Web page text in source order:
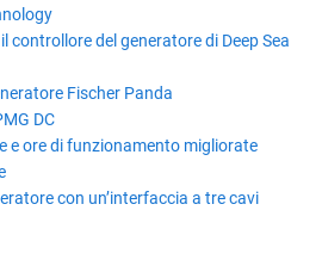
controllore del generatore di Deep Sea
Fischer Panda
DC
e ore di funzionamento migliorate
con un’interfaccia a tre cavi